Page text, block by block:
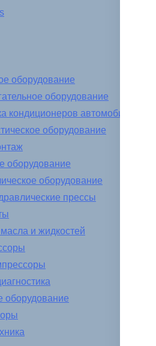
оборудование
оборудование
кондиционеров автомобиля
оборудование
оборудование
оборудование
прессы
и жидкостей
оборудование